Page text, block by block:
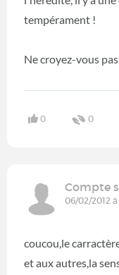
tempérament !
Ne croyez-vous pas
0 0
Compte
06/02/2012 à
coucou,le
et aux autres,la